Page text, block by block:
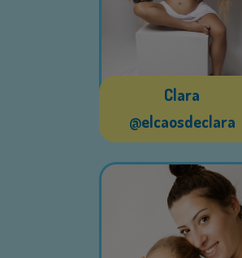
Clara
@elcaosdeclara